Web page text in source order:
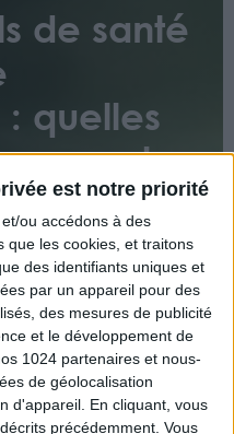
est notre priorité
ou accédons à des
que les cookies, et traitons
des identifiants uniques et
par un appareil pour des
des mesures de publicité
et le développement de
1024 partenaires et nous-
de géolocalisation
d'appareil. En cliquant, vous
précédemment. Vous
de santé
quelles
pour les
expérimentation
Vitale électronique («